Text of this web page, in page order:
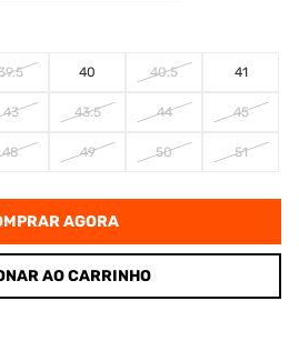
39.5 40 40.5 41
43 43.5 44 45
48 49 50 51
AGORA
AO CARRINHO